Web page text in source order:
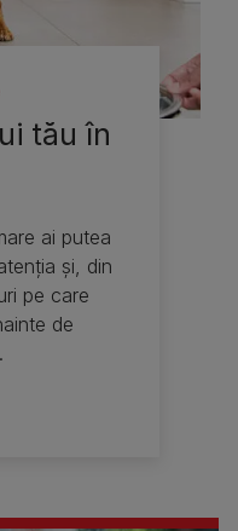
tău în
ai putea
şi, din
pe care
de